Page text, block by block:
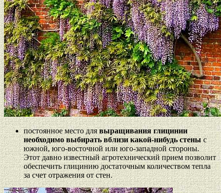
постоянное место длявыращивания глицинии
необходимо выбирать вблизи какой-нибудь стеныс
южной, юго-восточной или юго-западной стороны.
Этот давно известный агротехнический прием позволит
обеспечить глицинию достаточным количеством тепла
за счет отражения от стен.